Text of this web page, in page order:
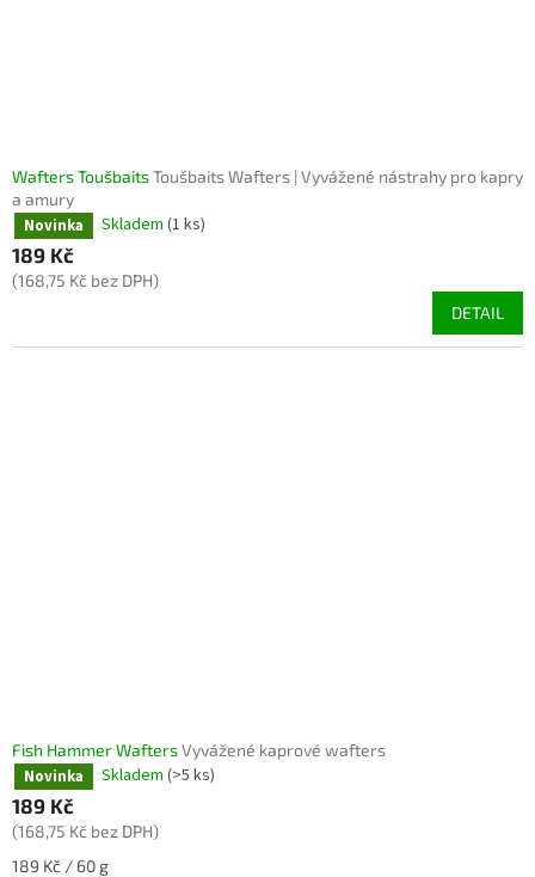
Wafters ToušbaitsToušbaits Wafters | Vyvážené nástrahy pro kapry
a amury
Novinka Skladem (1 ks)
189 Kč
(168,75 Kč bez DPH)
DETAIL
Fish Hammer WaftersVyvážené kaprové wafters
Novinka Skladem (>5 ks)
189 Kč
(168,75 Kč bez DPH)
Měrná
189 Kč / 60 g